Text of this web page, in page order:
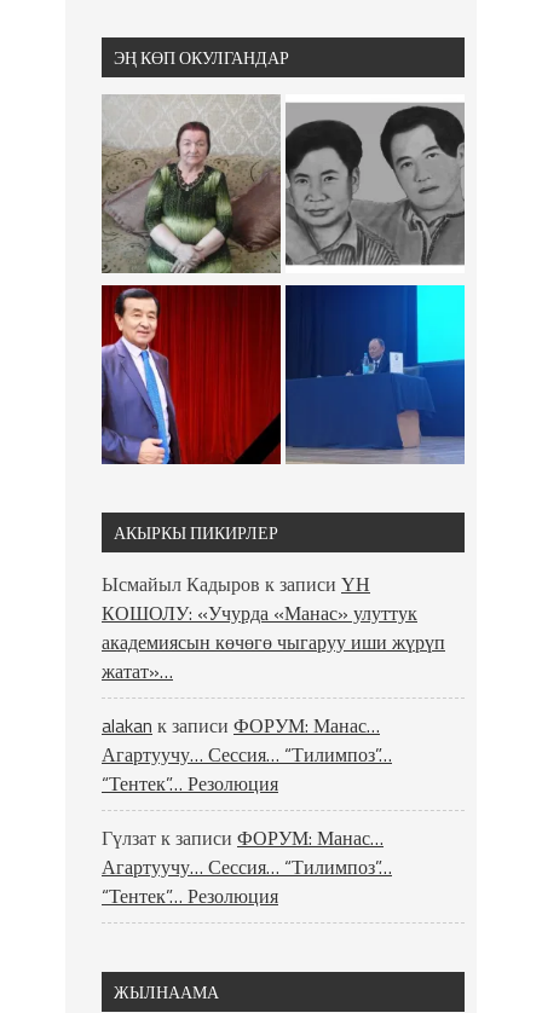
ЭҢ КӨП ОКУЛГАНДАР
АКЫРКЫ ПИКИРЛЕР
Ысмайыл Кадыров к записи ҮН
КОШОЛУ: «Учурда «Манас» улуттук
академиясын көчөгө чыгаруу иши жүрүп
жатат»…
alakan к записи ФОРУМ: Манас…
Агартуучу… Сессия… “Тилимпоз”…
“Тентек”… Резолюция
Гүлзатк записи ФОРУМ: Манас…
Агартуучу… Сессия… “Тилимпоз”…
“Тентек”… Резолюция
ЖЫЛНААМА